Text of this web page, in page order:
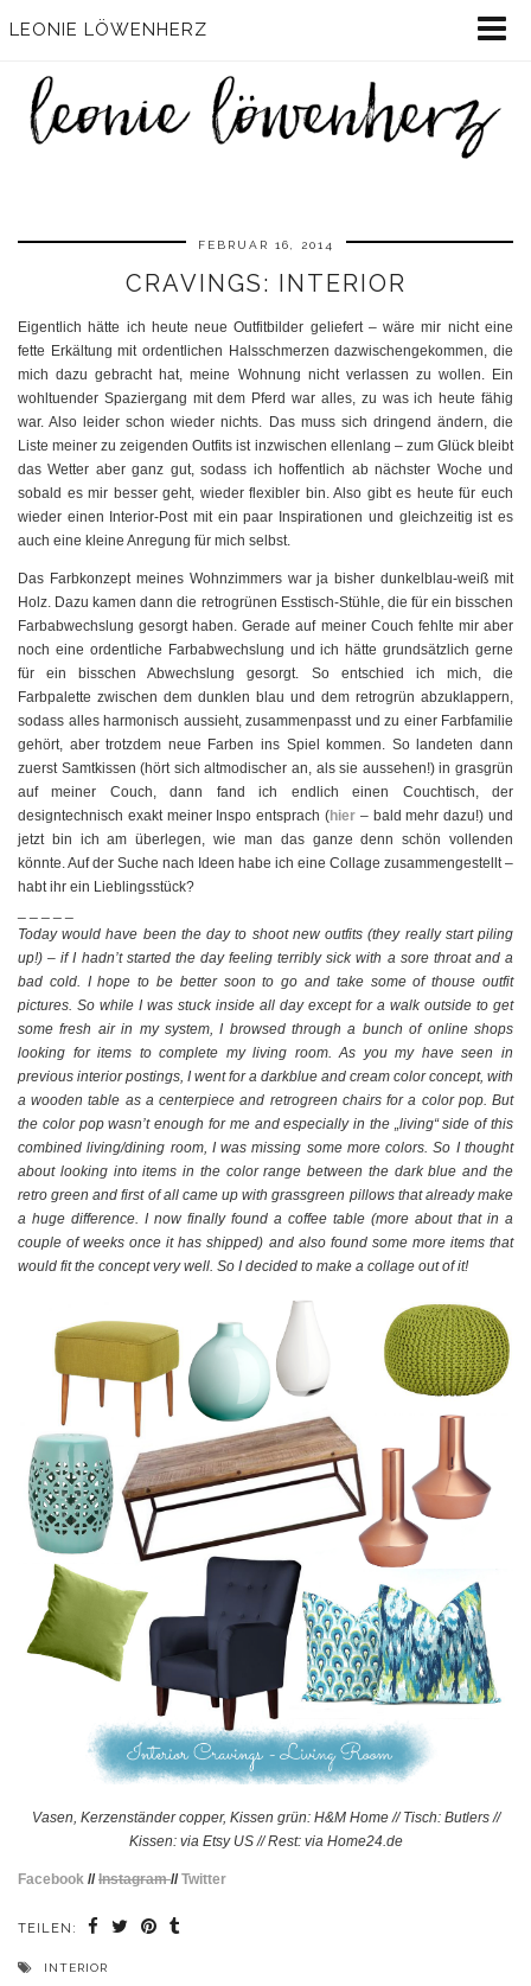
LEONIE LÖWENHERZ
FEBRUAR 16, 2014
CRAVINGS: INTERIOR
Eigentlich hätte ich heute neue Outfitbilder geliefert – wäre mir nicht eine
fette Erkältung mit ordentlichen Halsschmerzen dazwischengekommen, die
mich dazu gebracht hat, meine Wohnung nicht verlassen zu wollen. Ein
wohltuender Spaziergang mit dem Pferd war alles, zu was ich heute fähig
war. Also leider schon wieder nichts. Das muss sich dringend ändern, die
Liste meiner zu zeigenden Outfits ist inzwischen ellenlang – zum Glück bleibt
das Wetter aber ganz gut, sodass ich hoffentlich ab nächster Woche und
sobald es mir besser geht, wieder flexibler bin. Also gibt es heute für euch
wieder einen Interior-Post mit ein paar Inspirationen und gleichzeitig ist es
auch eine kleine Anregung für mich selbst.
Das Farbkonzept meines Wohnzimmers war ja bisher dunkelblau-weiß mit
Holz. Dazu kamen dann die retrogrünen Esstisch-Stühle, die für ein bisschen
Farbabwechslung gesorgt haben. Gerade auf meiner Couch fehlte mir aber
noch eine ordentliche Farbabwechslung und ich hätte grundsätzlich gerne
für ein bisschen Abwechslung gesorgt. So entschied ich mich, die
Farbpalette zwischen dem dunklen blau und dem retrogrün abzuklappern,
sodass alles harmonisch aussieht, zusammenpasst und zu einer Farbfamilie
gehört, aber trotzdem neue Farben ins Spiel kommen. So landeten dann
zuerst Samtkissen (hört sich altmodischer an, als sie aussehen!) in grasgrün
auf meiner Couch, dann fand ich endlich einen Couchtisch, der
designtechnisch exakt meiner Inspo entsprach (hier – bald mehr dazu!) und
jetzt bin ich am überlegen, wie man das ganze denn schön vollenden
könnte. Auf der Suche nach Ideen habe ich eine Collage zusammengestellt –
habt ihr ein Lieblingsstück?
Today would have been the day to shoot new outfits (they really start piling
up!) – if I hadn’t started the day feeling terribly sick with a sore throat and a
bad cold. I hope to be better soon to go and take some of thouse outfit
pictures. So while I was stuck inside all day except for a walk outside to get
some fresh air in my system, I browsed through a bunch of online shops
looking for items to complete my living room. As you my have seen in
previous interior postings, I went for a darkblue and cream color concept, with
a wooden table as a centerpiece and retrogreen chairs for a color pop. But
the color pop wasn’t enough for me and especially in the „living“ side of this
combined living/dining room, I was missing some more colors. So I thought
about looking into items in the color range between the dark blue and the
retro green and first of all came up with grassgreen pillows that already make
a huge difference. I now finally found a coffee table (more about that in a
couple of weeks once it has shipped) and also found some more items that
would fit the concept very well. So I decided to make a collage out of it!
Vasen, Kerzenständer copper, Kissen grün: H&M Home // Tisch: Butlers //
Kissen: via Etsy US // Rest: via Home24.de
Facebook //Instagram//Twitter
TEILEN:
INTERIOR